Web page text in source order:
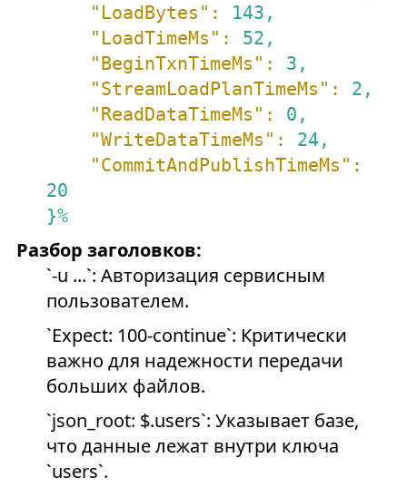
"LoadBytes":
143 ,
"LoadTimeMs":
52 ,
"BeginTxnTimeMs":
3 ,
"StreamLoadPlanTimeMs":
2 ,
"ReadDataTimeMs":
0 ,
"WriteDataTimeMs":
24 ,
"CommitAndPublishTimeMs":
20
}%
Разбор заголовков:
`-u ...`: Авторизация сервисным
пользователем.
`Expect: 100-continue`: Критически
важно для надежности передачи
больших файлов.
`json_root: $.users`: Указывает базе,
что данные лежат внутри ключа
`users`.